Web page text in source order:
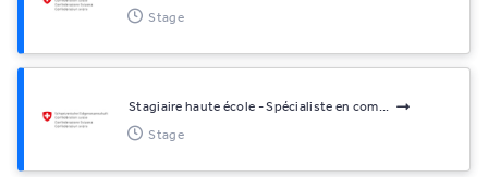
Stage
Stagiaire haute école - Spécialiste en com...
Stage